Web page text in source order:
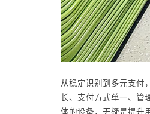
从稳定识别到多元支付
长、支付方式单一、管
体的设备，无疑是提升